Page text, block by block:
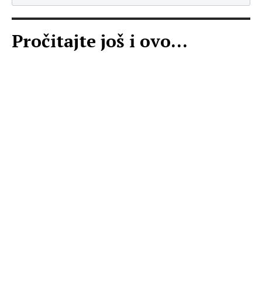
Pročitajte još i ovo...